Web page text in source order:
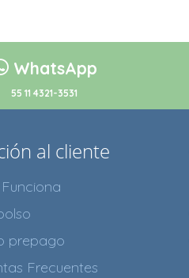
WhatsApp
55 11 4321-3531
al cliente
prepago
Frecuentes